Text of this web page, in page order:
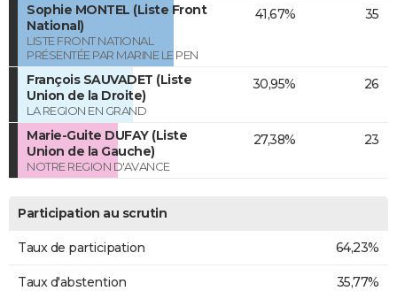
Sophie MONTEL (Liste Front
National)
LISTE FRONT NATIONAL
PRÉSENTÉE PAR MARINE LE PEN
41,67% 35
François SAUVADET (Liste
Union de la Droite)
LA REGION EN GRAND
30,95% 26
Marie-Guite DUFAY (Liste
Union de la Gauche)
NOTRE REGION D'AVANCE
27,38% 23
Participation au scrutin
Taux de participation 64,23%
Taux d'abstention 35,77%